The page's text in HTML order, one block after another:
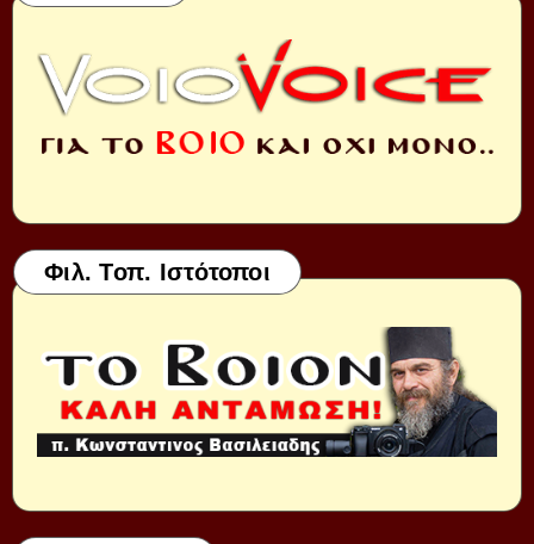
Φιλ. Τοπ. Ιστότοποι